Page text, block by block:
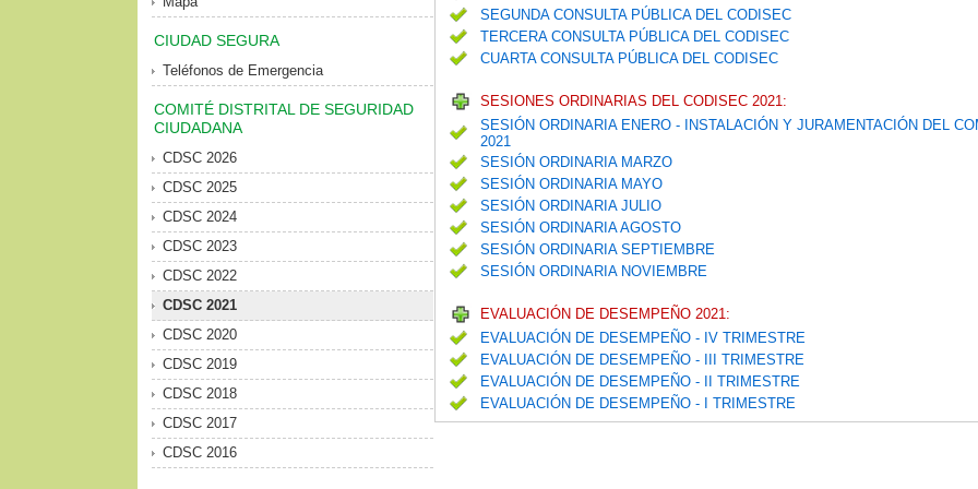
CIUDAD SEGURA
Teléfonos de Emergencia
COMITÉ DISTRITAL DE SEGURIDAD
CIUDADANA
CDSC 2026
CDSC 2025
CDSC 2024
CDSC 2023
CDSC 2022
CDSC 2021
CDSC 2020
CDSC 2019
CDSC 2018
CDSC 2017
CDSC 2016
SEGUNDA CONSULTA PÚBLICA DEL CODISEC
TERCERA CONSULTA PÚBLICA DEL CODISEC
CUARTA CONSULTA PÚBLICA DEL CODISEC
SESIONES ORDINARIAS DEL CODISEC 2021:
SESIÓN ORDINARIA ENERO - INSTALACIÓN Y JURAMENTACIÓN DEL
2021
SESIÓN ORDINARIA MARZO
SESIÓN ORDINARIA MAYO
SESIÓN ORDINARIA JULIO
SESIÓN ORDINARIA AGOSTO
SESIÓN ORDINARIA SEPTIEMBRE
SESIÓN ORDINARIA NOVIEMBRE
EVALUACIÓN DE DESEMPEÑO 2021:
EVALUACIÓN DE DESEMPEÑO - IV TRIMESTRE
EVALUACIÓN DE DESEMPEÑO - III TRIMESTRE
EVALUACIÓN DE DESEMPEÑO - II TRIMESTRE
EVALUACIÓN DE DESEMPEÑO - I TRIMESTRE